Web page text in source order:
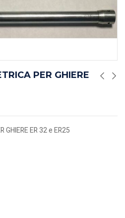
PER GHIERE
GHIERE ER 32 e ER25